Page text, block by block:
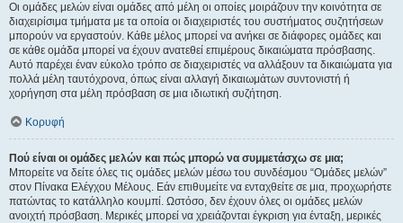
Οι ομάδες μελών είναι ομάδες από μέλη οι οποίες μοιράζουν την κοινότητα σε
διαχειρίσιμα τμήματα με τα οποία οι διαχειριστές του συστήματος συζητήσεων
μπορούν να εργαστούν. Κάθε μέλος μπορεί να ανήκει σε διάφορες ομάδες και
σε κάθε ομάδα μπορεί να έχουν ανατεθεί επιμέρους δικαιώματα πρόσβασης.
Αυτό παρέχει έναν εύκολο τρόπο σε διαχειριστές να αλλάξουν τα δικαιώματα για
πολλά μέλη ταυτόχρονα, όπως είναι αλλαγή δικαιωμάτων συντονιστή ή
χορήγηση στα μέλη πρόσβαση σε μια ιδιωτική συζήτηση.
Κορυφή
Πού είναι οι ομάδες μελών και πώς μπορώ να συμμετάσχω σε μια;
Μπορείτε να δείτε όλες τις ομάδες μελών μέσω του συνδέσμου “Ομάδες μελών”
στον Πίνακα Ελέγχου Μέλους. Εάν επιθυμείτε να ενταχθείτε σε μια, προχωρήστε
πατώντας το κατάλληλο κουμπί. Ωστόσο, δεν έχουν όλες οι ομάδες μελών
ανοιχτή πρόσβαση. Μερικές μπορεί να χρειάζονται έγκριση για ένταξη, μερικές